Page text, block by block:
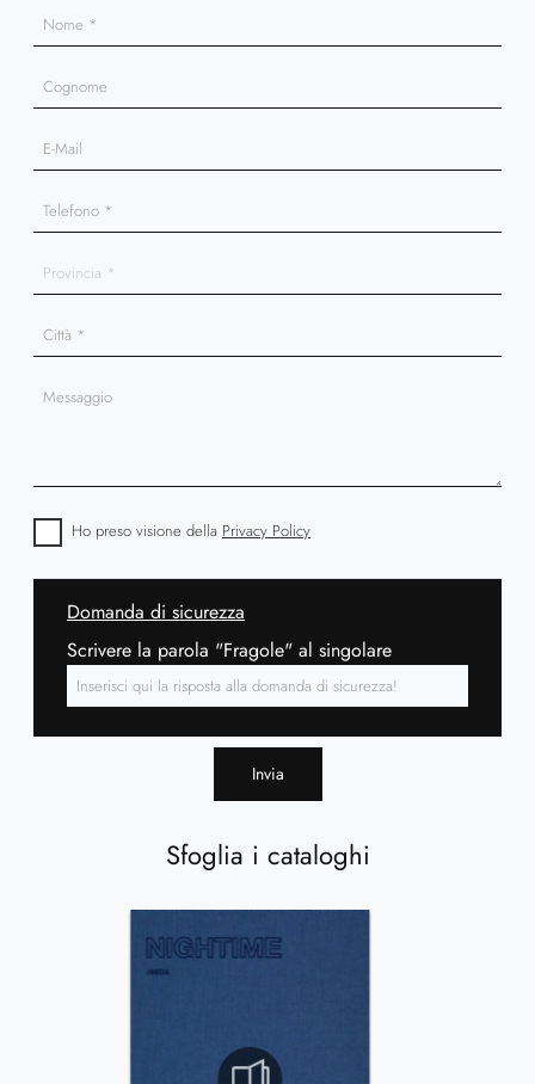
Sfoglia i cataloghi
Ho preso visione della Privacy Policy
Domanda di sicurezza
Scrivere la parola "Fragole" al singolare
Invia